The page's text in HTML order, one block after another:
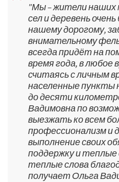
"Мы – жители наших
сел и деревень
нашему дорогому,
внимательному
всегда придёт на
время года, в любое
считаясь с личным
населенные пункты
до десяти
Вадимовна по
выезжать ко всем
профессионализм и
выполнение своих
поддержку и теплые
теплые слова
получает Ольга